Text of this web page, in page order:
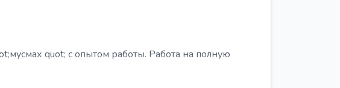
quot; с опытом работы. Работа на полную